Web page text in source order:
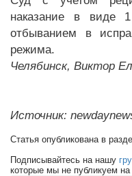
наказание в виде
отбыванием в
режима.
Челябинск, Виктор
Источник:
Статья опубликована в
Подписывайтесь на нашу
которые мы не публикуем на